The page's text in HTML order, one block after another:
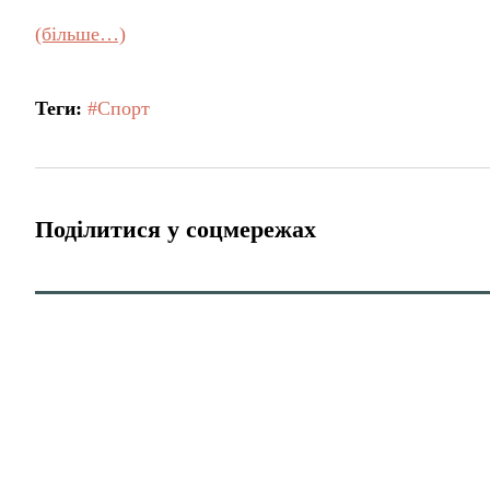
(більше…)
Теги: #Спорт
Поділитися у соцмережах